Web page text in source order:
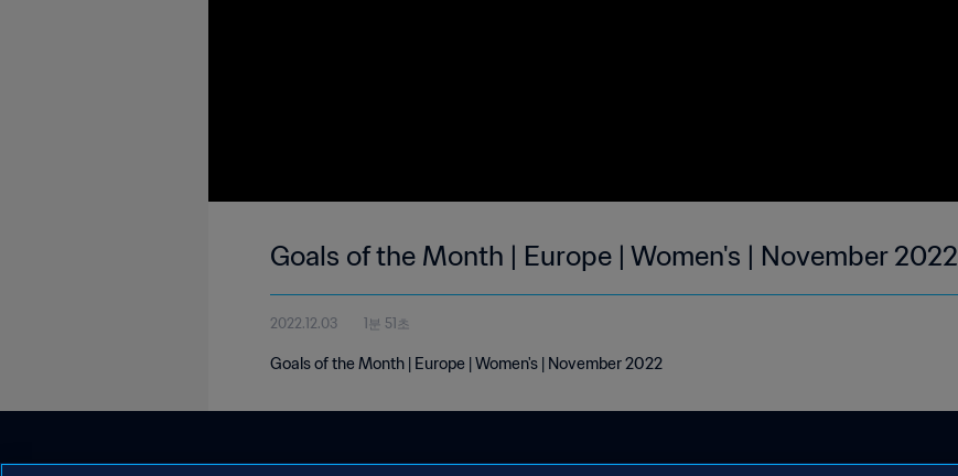
Goals of the Month | Europe | Women's | November 2022
2022.12.03 1분 51초
Goals of the Month | Europe | Women's | November 2022